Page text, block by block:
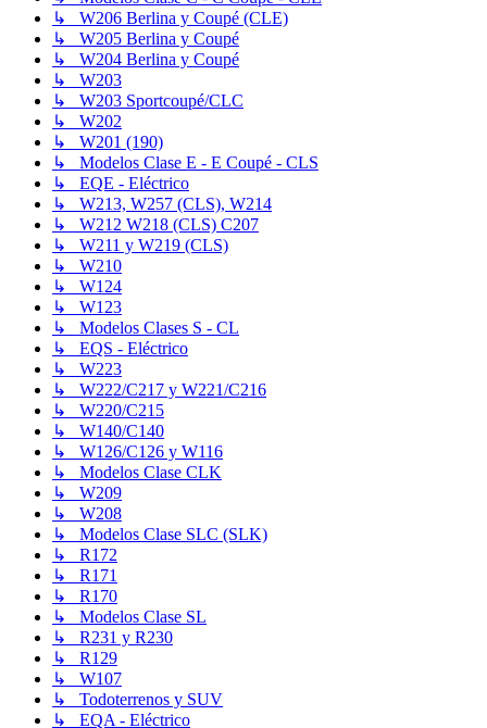
↳ W206 Berlina y Coupé (CLE)
↳ W205 Berlina y Coupé
↳ W204 Berlina y Coupé
↳ W203
↳ W203 Sportcoupé/CLC
↳ W202
↳ W201 (190)
↳ Modelos Clase E - E Coupé - CLS
↳ EQE - Eléctrico
↳ W213, W257 (CLS), W214
↳ W212 W218 (CLS) C207
↳ W211 y W219 (CLS)
↳ W210
↳ W124
↳ W123
↳ Modelos Clases S - CL
↳ EQS - Eléctrico
↳ W223
↳ W222/C217 y W221/C216
↳ W220/C215
↳ W140/C140
↳ W126/C126 y W116
↳ Modelos Clase CLK
↳ W209
↳ W208
↳ Modelos Clase SLC (SLK)
↳ R172
↳ R171
↳ R170
↳ Modelos Clase SL
↳ R231 y R230
↳ R129
↳ W107
↳ Todoterrenos y SUV
↳ EQA - Eléctrico